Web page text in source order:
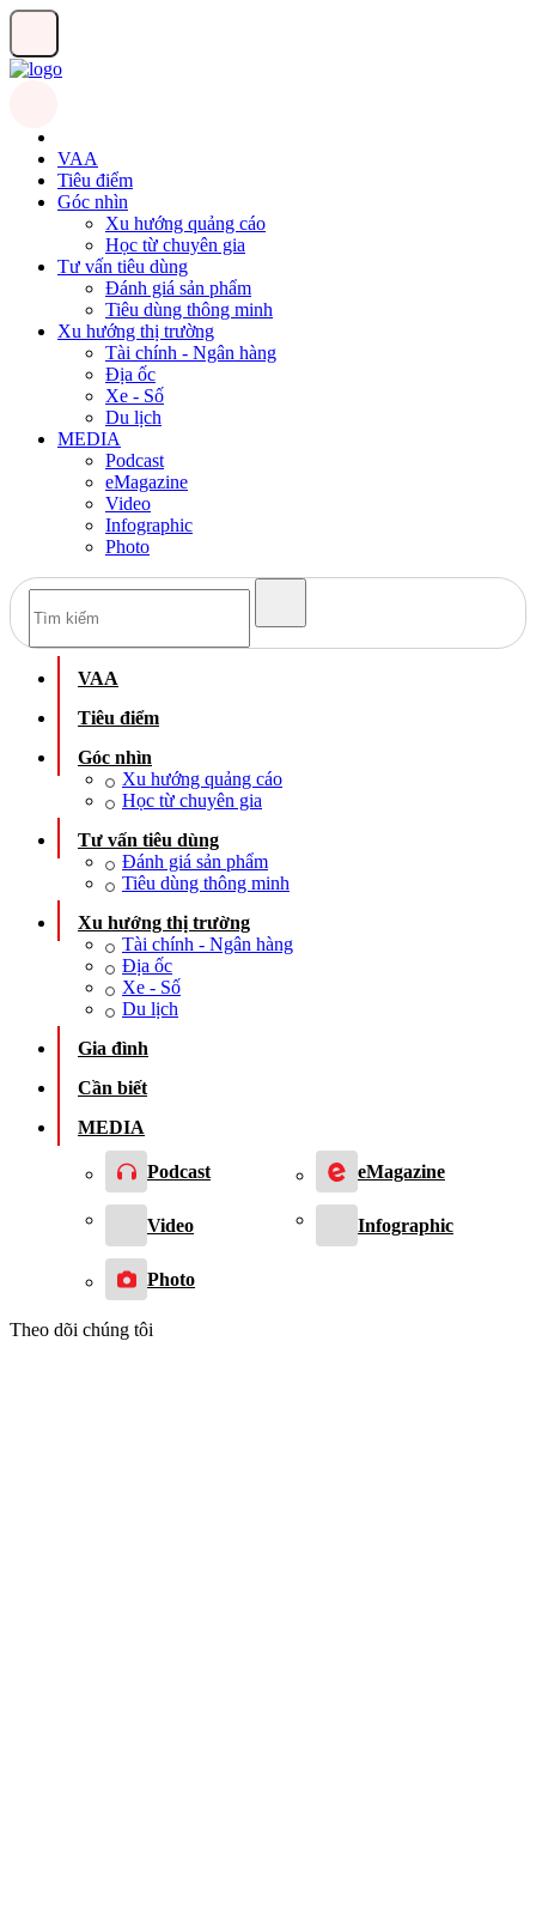
VAA
Tiêu điểm
Góc nhìn
Xu hướng quảng cáo
Học từ chuyên gia
Tư vấn tiêu dùng
Đánh giá sản phẩm
Tiêu dùng thông minh
Xu hướng thị trường
Tài chính - Ngân hàng
Địa ốc
Xe - Số
Du lịch
MEDIA
Podcast
eMagazine
Video
Infographic
Photo
VAA
Tiêu điểm
Góc nhìn
Xu hướng quảng cáo
Học từ chuyên gia
Tư vấn tiêu dùng
Đánh giá sản phẩm
Tiêu dùng thông minh
Xu hướng thị trường
Tài chính - Ngân hàng
Địa ốc
Xe - Số
Du lịch
Gia đình
Cần biết
MEDIA
Podcast eMagazine
Video Infographic
Photo
Theo dõi chúng tôi